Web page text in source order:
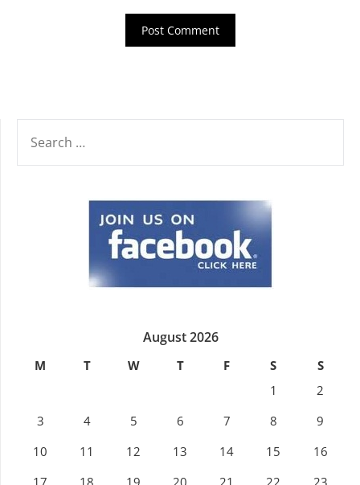
FOR:
August 2026
M T W T F S
S
1
2
3
4 5 6 7 8
9
10
11 12 13 14 15
16
17
18 19 20 21 22
23